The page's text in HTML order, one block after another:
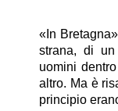
«In
strana, di
uomini
altro. Ma è
principio